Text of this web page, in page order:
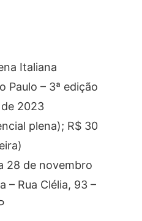
Italiana
Paulo – 3ª edição
2023
plena); R$ 30
28 de novembro
– Rua Clélia, 93 –